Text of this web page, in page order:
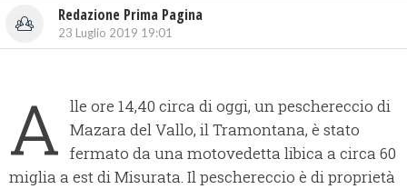
Redazione Prima Pagina
23 Luglio 2019 19:01
A lle ore 14,40 circa di oggi, un peschereccio di
Mazara del Vallo, il Tramontana, è stato
fermato da una motovedetta libica a circa 60
miglia a est di Misurata. Il peschereccio è di proprietà